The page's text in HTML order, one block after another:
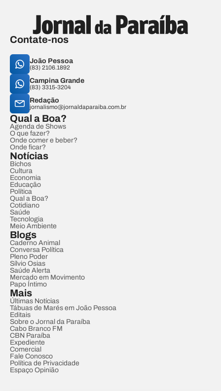
Contate-nos
João Pessoa
(83) 2106.1892
Campina Grande
(83) 3315-3204
Redação
jornalismo@jornaldaparaiba.com.br
Qual a Boa?
Agenda de Shows
O que fazer?
Onde comer e beber?
Onde ficar?
Notícias
Bichos
Cultura
Economia
Educação
Política
Qual a Boa?
Cotidiano
Saúde
Tecnologia
Meio Ambiente
Blogs
Caderno Animal
Conversa Política
Pleno Poder
Sílvio Osias
Saúde Alerta
Mercado em Movimento
Papo Íntimo
Mais
Últimas Notícias
Tábuas de Marés em João Pessoa
Editais
Sobre o Jornal da Paraíba
Cabo Branco FM
CBN Paraíba
Expediente
Comercial
Fale Conosco
Política de Privacidade
Espaço Opinião